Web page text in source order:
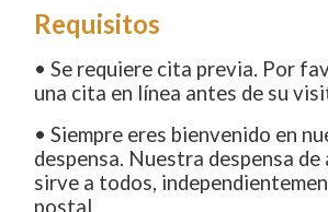
Requisitos
• Se requiere cita previa. Por
una cita en línea antes de su
• Siempre eres bienvenido en
despensa. Nuestra despensa
sirve a todos,
postal.